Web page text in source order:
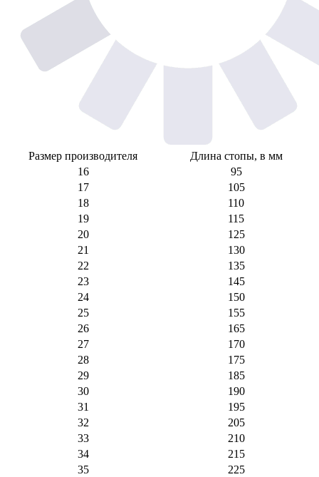
Размер производителя
Длина стопы, в мм
16
95
17
105
18
110
19
115
20
125
21
130
22
135
23
145
24
150
25
155
26
165
27
170
28
175
29
185
30
190
31
195
32
205
33
210
34
215
35
225